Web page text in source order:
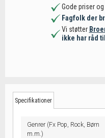
Gode priser
Fagfolk der
Vi støtter
ikke har råd
Specifikationer
Genrer (Fx Pop, Rock, Børn
m.m.)